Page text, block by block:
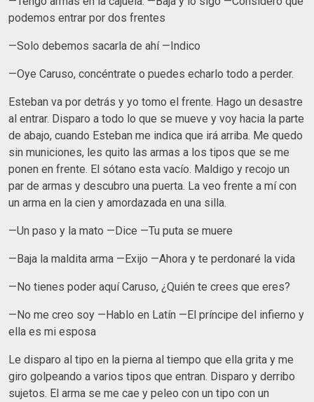
podemos entrar por dos frentes
—Solo debemos sacarla de ahí —Indico
—Oye Caruso, concéntrate o puedes echarlo todo a perder.
Esteban va por detrás y yo tomo el frente. Hago un desastre
al entrar. Disparo a todo lo que se mueve y voy hacia la parte
de abajo, cuando Esteban me indica que irá arriba. Me quedo
sin municiones, les quito las armas a los tipos que se me
ponen en frente. El sótano esta vacío. Maldigo y recojo un
par de armas y descubro una puerta. La veo frente a mí con
un arma en la cien y amordazada en una silla.
—Un paso y la mato —Dice —Tu puta se muere
—Baja la maldita arma —Exijo —Ahora y te perdonaré la vida
—No tienes poder aquí Caruso, ¿Quién te crees que eres?
—No me creo soy —Hablo en Latín —El príncipe del infierno y
ella es mi esposa
Le disparo al tipo en la pierna al tiempo que ella grita y me
giro golpeando a varios tipos que entran. Disparo y derribo
sujetos. El arma se me cae y peleo con un tipo con un